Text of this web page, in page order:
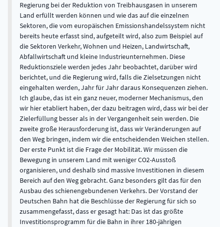
Regierung bei der Reduktion von Treibhausgasen in unserem
Land erfüllt werden können und wie das auf die einzelnen
Sektoren, die vom europäischen Emissionshandelssystem nicht
bereits heute erfasst sind, aufgeteilt wird, also zum Beispiel auf
die Sektoren Verkehr, Wohnen und Heizen, Landwirtschaft,
Abfallwirtschaft und kleine Industrieunternehmen. Diese
Reduktionsziele werden jedes Jahr beobachtet, darüber wird
berichtet, und die Regierung wird, falls die Zielsetzungen nicht
eingehalten werden, Jahr für Jahr daraus Konsequenzen ziehen.
Ich glaube, das ist ein ganz neuer, moderner Mechanismus, den
wir hier etabliert haben, der dazu beitragen wird, dass wir bei der
Zielerfüllung besser als in der Vergangenheit sein werden. Die
zweite große Herausforderung ist, dass wir Veränderungen auf
den Weg bringen, indem wir die entscheidenden Weichen stellen.
Der erste Punkt ist die Frage der Mobilität. Wir müssen die
Bewegung in unserem Land mit weniger CO2-Ausstoß
organisieren, und deshalb sind massive Investitionen in diesem
Bereich auf den Weg gebracht. Ganz besonders gilt das für den
Ausbau des schienengebundenen Verkehrs. Der Vorstand der
Deutschen Bahn hat die Beschlüsse der Regierung für sich so
zusammengefasst, dass er gesagt hat: Das ist das größte
Investitionsprogramm für die Bahn in ihrer 180-jährigen